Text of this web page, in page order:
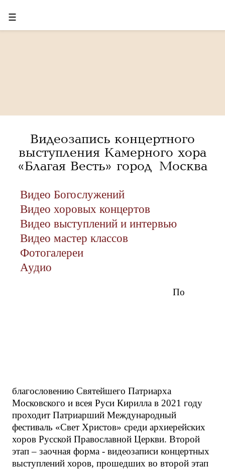
☰
Видеозапись концертного
выступления Камерного хора
«Благая Весть» город Москва
Видео Богослужений
Видео хоровых концертов
Видео выступлений и интервью
Видео мастер классов
Фотогалереи
Аудио
По
благословению Святейшего Патриарха
Московского и всея Руси Кирилла в 2021 году
проходит Патриарший Международный
фестиваль «Свет Христов» среди архиерейских
хоров Русской Православной Церкви. Второй
этап – заочная форма - видеозаписи концертных
выступлений хоров, прошедших во второй этап